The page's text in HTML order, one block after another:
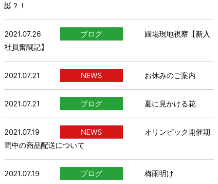
誕？！
2021.07.26 ブログ
圃場現地視察【新入
社員奮闘記】
2021.07.21 NEWS お休みのご案内
2021.07.21 ブログ 夏に見かける花
2021.07.19 NEWS
オリンピック開催期
間中の商品配送について
2021.07.19 ブログ 梅雨明け